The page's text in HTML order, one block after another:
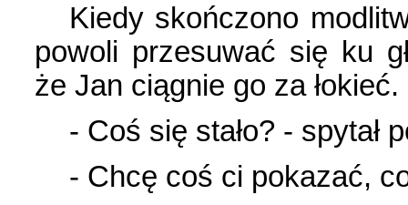
Kiedy skończono
powoli przesuwać się ku
że Jan ciągnie go za łokieć.
- Coś się stało? - spytał
- Chcę coś ci pokazać,